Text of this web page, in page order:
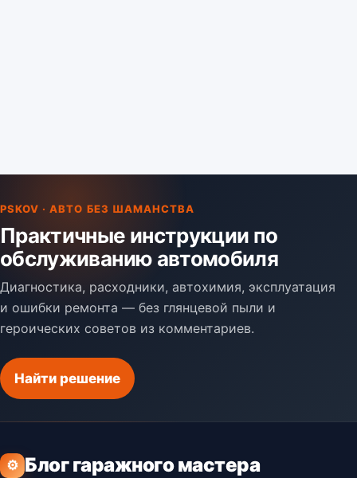
PSKOV · АВТО БЕЗ ШАМАНСТВА
Практичные инструкции по
обслуживанию автомобиля
Диагностика, расходники, автохимия, эксплуатация
и ошибки ремонта — без глянцевой пыли и
героических советов из комментариев.
Найти решение
⚙ Блог гаражного мастера